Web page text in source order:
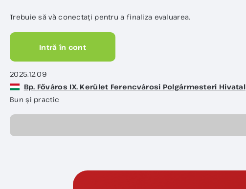
Trebuie să vă conectați pentru a finaliza evaluarea.
Intră în cont
2025.12.09
Bp. Főváros IX. Kerület Ferencvárosi Polgármesteri Hivatal
Bun și practic